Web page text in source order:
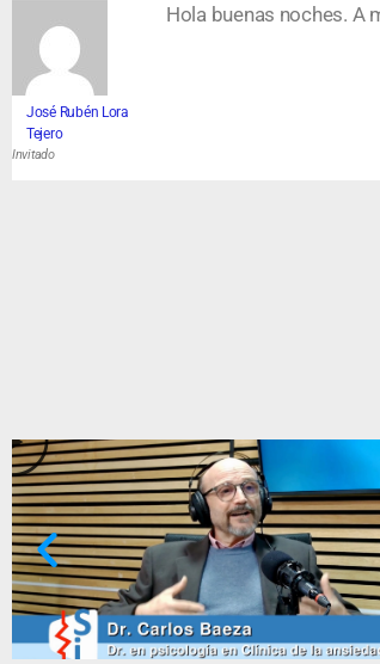
José Rubén Lora
Tejero
Invitado
Hola buenas noches. A